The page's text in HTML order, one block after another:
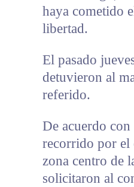
haya cometido
libertad.
El pasado
detuvieron al
referido.
De acuerdo
recorrido por el
zona centro de
solicitaron al